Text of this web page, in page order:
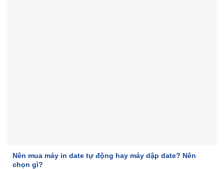
Nên mua máy in date tự động hay máy dập date? Nên
chọn gì?